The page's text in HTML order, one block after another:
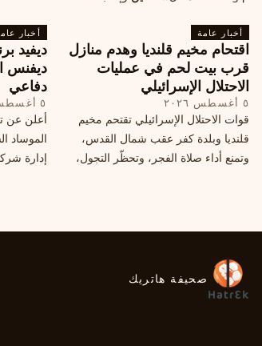
المدني. تفاصيل الهجوم وتداعياته.
"الحصار
أخبار عامة
اقتحام مخيم قلنديا وهدم منازل
قرب بيت لحم في عمليات
الاحتلال الإسرائيلي
٥ أغسطس ٢٠٢٦
قوات الاحتلال الإسرائيلي تقتحم مخيم
قلنديا وبلدة كفر عقب شمال القدس،
وتمنع أداء صلاة الفجر، وتحظّر التجول،
أخبار
ديفيد
ديفنس
دفاعي
٥ أغسطس ٢٠٢٦
أعلن عن
الموساد
إدارة
صحيفة هاتريك